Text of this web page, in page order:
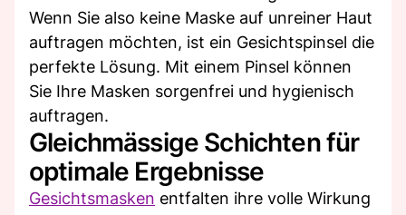
Wenn Sie also keine Maske auf unreiner Haut
auftragen möchten, ist ein Gesichtspinsel die
perfekte Lösung. Mit einem Pinsel können
Sie Ihre Masken sorgenfrei und hygienisch
auftragen.
Gleichmässige Schichten für
optimale Ergebnisse
Gesichtsmasken entfalten ihre volle Wirkung